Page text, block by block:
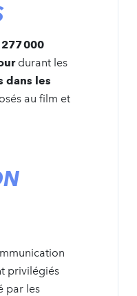
277000
durant les
dans les
au film et
privilégiés
par les